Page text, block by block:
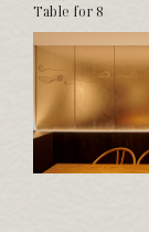
Table for 8